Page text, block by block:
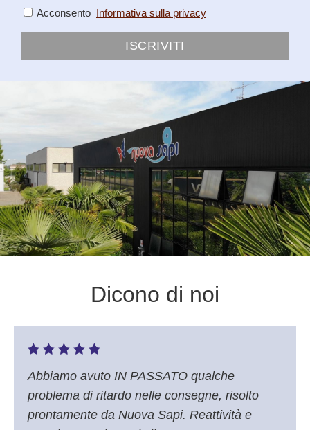
Acconsento Informativa sulla privacy
ISCRIVITI
Dicono di noi
Abbiamo avuto IN PASSATO qualche
problema di ritardo nelle consegne, risolto
prontamente da Nuova Sapi. Reattività e